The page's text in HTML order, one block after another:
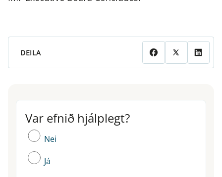
DEILA
Var efnið hjálplegt?
Var efnið hjálplegt?
Nei
Já